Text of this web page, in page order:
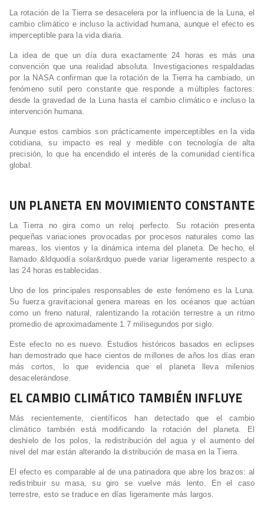
La rotación de la Tierra se desacelera por la influencia de la Luna, el
cambio climático e incluso la actividad humana, aunque el efecto es
imperceptible para la vida diaria.
La idea de que un día dura exactamente 24 horas es más una
convención que una realidad absoluta. Investigaciones respaldadas
por la NASA confirman que la rotación de la Tierra ha cambiado, un
fenómeno sutil pero constante que responde a múltiples factores:
desde la gravedad de la Luna hasta el cambio climático e incluso la
intervención humana.
Aunque estos cambios son prácticamente imperceptibles en la vida
cotidiana, su impacto es real y medible con tecnología de alta
precisión, lo que ha encendido el interés de la comunidad científica
global.
UN PLANETA EN MOVIMIENTO CONSTANTE
La Tierra no gira como un reloj perfecto. Su rotación presenta
pequeñas variaciones provocadas por procesos naturales como las
mareas, los vientos y la dinámica interna del planeta. De hecho, el
llamado &ldquodía solar&rdquo puede variar ligeramente respecto a
las 24 horas establecidas.
Uno de los principales responsables de este fenómeno es la Luna.
Su fuerza gravitacional genera mareas en los océanos que actúan
como un freno natural, ralentizando la rotación terrestre a un ritmo
promedio de aproximadamente 1.7 milisegundos por siglo.
Este efecto no es nuevo. Estudios históricos basados en eclipses
han demostrado que hace cientos de millones de años los días eran
más cortos, lo que evidencia que el planeta lleva milenios
desacelerándose.
EL CAMBIO CLIMÁTICO TAMBIÉN INFLUYE
Más recientemente, científicos han detectado que el cambio
climático también está modificando la rotación del planeta. El
deshielo de los polos, la redistribución del agua y el aumento del
nivel del mar están alterando la distribución de masa en la Tierra.
El efecto es comparable al de una patinadora que abre los brazos: al
redistribuir su masa, su giro se vuelve más lento. En el caso
terrestre, esto se traduce en días ligeramente más largos.